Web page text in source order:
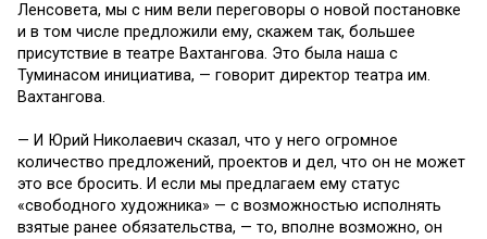
Ленсовета, мы с ним вели переговоры о новой постановке
и в том числе предложили ему, скажем так, большее
присутствие в театре Вахтангова. Это была наша с
Туминасом инициатива, — говорит директор театра им.
Вахтангова.
— И Юрий Николаевич сказал, что у него огромное
количество предложений, проектов и дел, что он не может
это все бросить. И если мы предлагаем ему статус
«свободного художника» — с возможностью исполнять
взятые ранее обязательства, — то, вполне возможно, он